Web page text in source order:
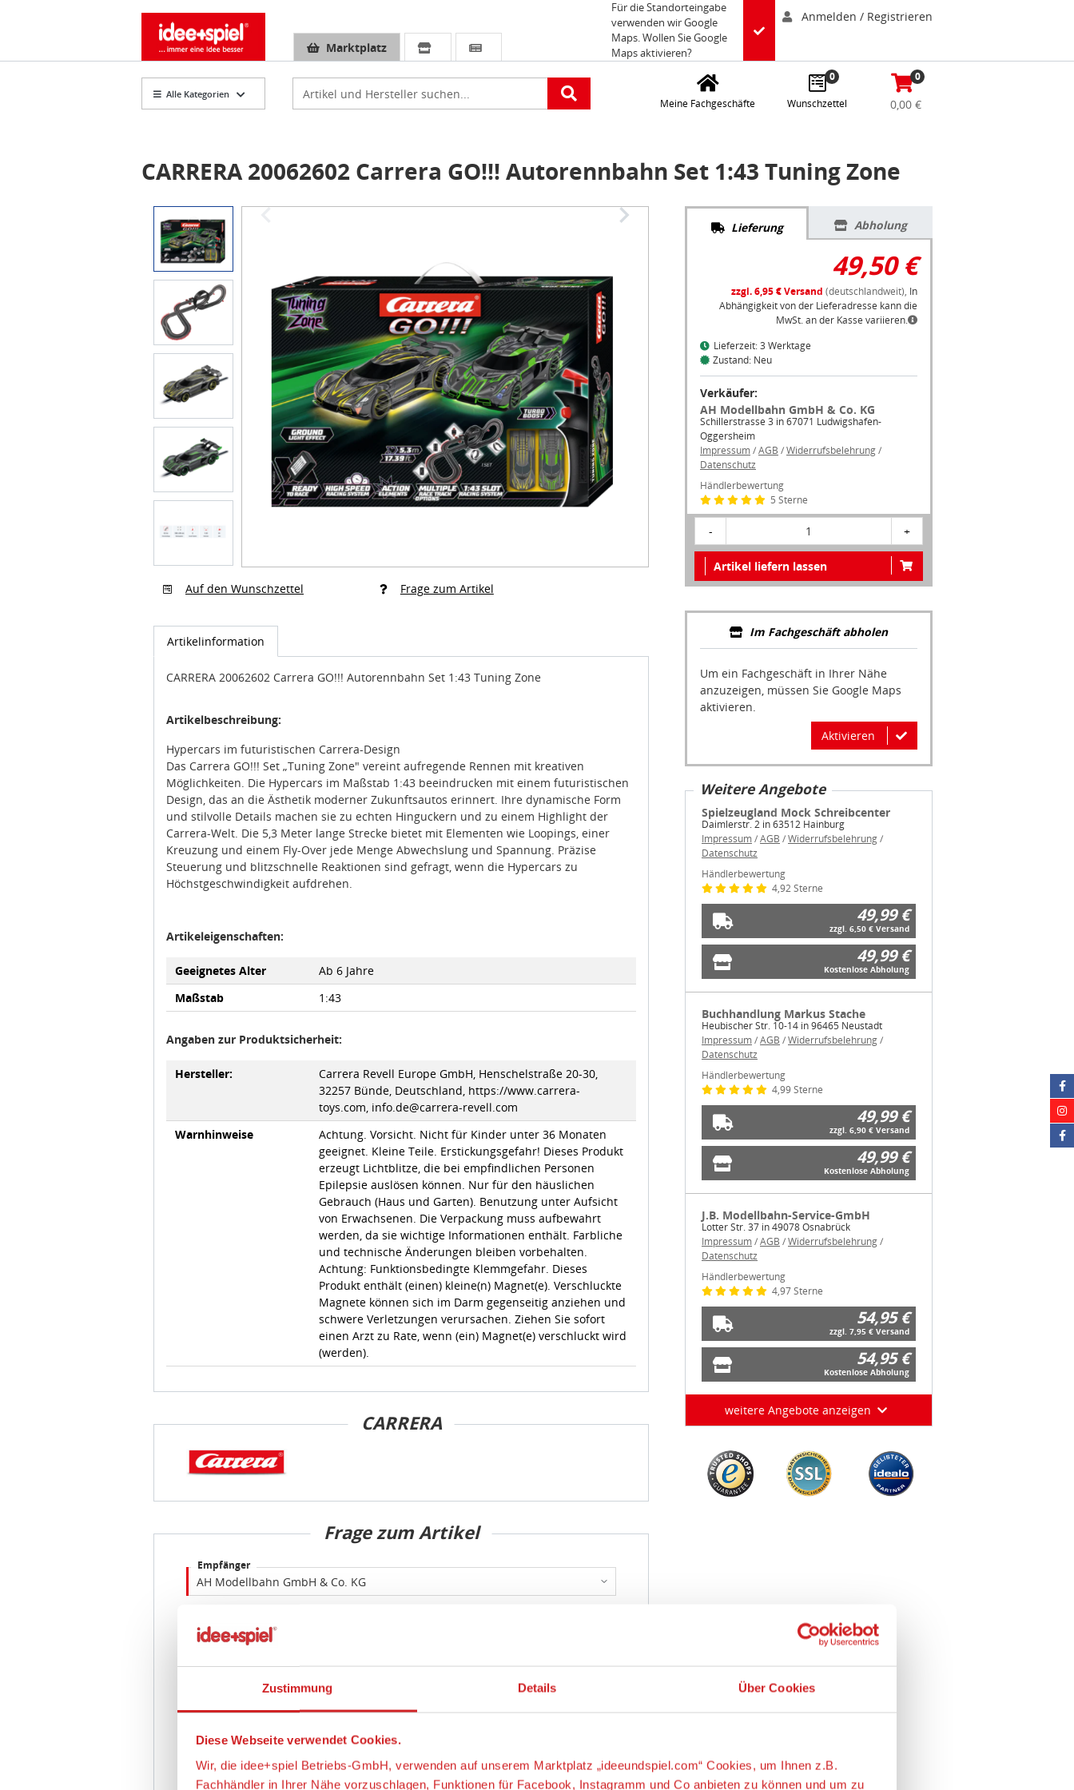
Zustimmung Details Über Cookies
Diese Webseite verwendet Cookies.
Wir, die idee+spiel Betriebs-GmbH, verwenden auf unserem Marktplatz „ideeundspiel.com“ Cookies, um Ihnen z.B.
Fachhändler in Ihrer Nähe vorzuschlagen, Funktionen für Facebook, Instagramm und Co anbieten zu können und um zu
Marktplatz
Für die Standorteingabe
verwenden wir Google
Maps. Wollen Sie Google
Maps aktivieren?
Anmelden / Registrieren
Alle Kategorien
Meine Fachgeschäfte
0
Wunschzettel
0
0,00 €
CARRERA 20062602 Carrera GO!!! Autorennbahn Set 1:43 Tuning Zone
Auf den Wunschzettel Frage zum Artikel
Artikelinformation
CARRERA 20062602 Carrera GO!!! Autorennbahn Set 1:43 Tuning Zone
Artikelbeschreibung:
Hypercars im futuristischen Carrera-Design
Das Carrera GO!!! Set „Tuning Zone" vereint aufregende Rennen mit kreativen
Möglichkeiten. Die Hypercars im Maßstab 1:43 beeindrucken mit einem futuristischen
Design, das an die Ästhetik moderner Zukunftsautos erinnert. Ihre dynamische Form
und stilvolle Details machen sie zu echten Hinguckern und zu einem Highlight der
Carrera-Welt. Die 5,3 Meter lange Strecke bietet mit Elementen wie Loopings, einer
Kreuzung und einem Fly-Over jede Menge Abwechslung und Spannung. Präzise
Steuerung und blitzschnelle Reaktionen sind gefragt, wenn die Hypercars zu
Höchstgeschwindigkeit aufdrehen.
Artikeleigenschaften:
Geeignetes Alter
Ab 6 Jahre
Maßstab
1:43
Angaben zur Produktsicherheit:
Hersteller:
Carrera Revell Europe GmbH, Henschelstraße 20-30,
32257 Bünde, Deutschland, https://www.carrera-
toys.com, info.de@carrera-revell.com
Warnhinweise
Achtung. Vorsicht. Nicht für Kinder unter 36 Monaten
geeignet. Kleine Teile. Erstickungsgefahr! Dieses Produkt
erzeugt Lichtblitze, die bei empfindlichen Personen
Epilepsie auslösen können. Nur für den häuslichen
Gebrauch (Haus und Garten). Benutzung unter Aufsicht
von Erwachsenen. Die Verpackung muss aufbewahrt
werden, da sie wichtige Informationen enthält. Farbliche
und technische Änderungen bleiben vorbehalten.
Achtung: Funktionsbedingte Klemmgefahr. Dieses
Produkt enthält (einen) kleine(n) Magnet(e). Verschluckte
Magnete können sich im Darm gegenseitig anziehen und
schwere Verletzungen verursachen. Ziehen Sie sofort
einen Arzt zu Rate, wenn (ein) Magnet(e) verschluckt wird
(werden).
CARRERA
Frage zum Artikel
Empfänger
Lieferung Abholung
49,50 €
zzgl. 6,95 € Versand (deutschlandweit), In
Abhängigkeit von der Lieferadresse kann die
MwSt. an der Kasse variieren.
Lieferzeit: 3 Werktage
Zustand: Neu
Verkäufer:
AH Modellbahn GmbH & Co. KG
Schillerstrasse 3 in 67071 Ludwigshafen-
Oggersheim
Impressum/AGB /Widerrufsbelehrung/
Datenschutz
Händlerbewertung
5 Sterne
- 1 +
Artikel liefern lassen
Im Fachgeschäft abholen
Um ein Fachgeschäft in Ihrer Nähe
anzuzeigen, müssen Sie Google Maps
aktivieren.
Aktivieren
Weitere Angebote
Spielzeugland Mock Schreibcenter
Daimlerstr. 2 in 63512 Hainburg
Impressum/AGB /Widerrufsbelehrung/
Datenschutz
Händlerbewertung
4,92 Sterne
49,99 €
zzgl. 6,50 € Versand
49,99 €
Kostenlose Abholung
Buchhandlung Markus Stache
Heubischer Str. 10-14 in 96465 Neustadt
Impressum/AGB /Widerrufsbelehrung/
Datenschutz
Händlerbewertung
4,99 Sterne
49,99 €
zzgl. 6,90 € Versand
49,99 €
Kostenlose Abholung
J.B. Modellbahn-Service-GmbH
Lotter Str. 37 in 49078 Osnabrück
Impressum/AGB /Widerrufsbelehrung/
Datenschutz
Händlerbewertung
4,97 Sterne
54,95 €
zzgl. 7,95 € Versand
54,95 €
Kostenlose Abholung
weitere Angebote anzeigen